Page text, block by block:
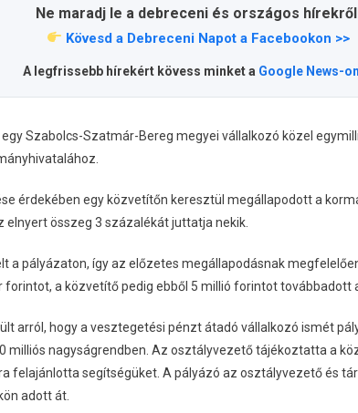
Ne maradj le a debreceni és országos
Kövesd a Debreceni Napot a Facebookon >>
A legfrissebb hírekért kövess minket a Google News-
Szabolcs-Szatmár-Bereg megyei vállalkozó közel
érdekében egy közvetítőn keresztül megállapodott a
elnyert összeg 3 százalékát juttatja nekik.
a pályázaton, így az előzetes megállapodásnak
forintot, a közvetítő pedig ebből 5 millió forintot továbbadott
arról, hogy a vesztegetési pénzt átadó vállalkozó ismét
milliós nagyságrendben. Az osztályvezető tájékoztatta a
felajánlotta segítségüket. A pályázó az osztályvezető és
adott át.